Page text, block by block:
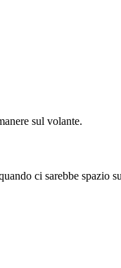
sul volante.
ci sarebbe spazio